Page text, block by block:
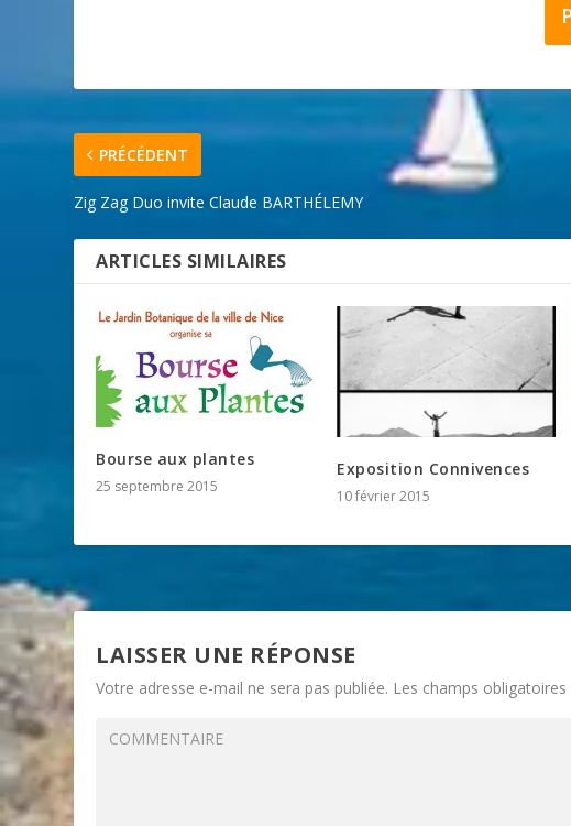
PRÉCÉDENT
Zig Zag Duo invite Claude BARTHÉLEMY
ARTICLES SIMILAIRES
Bourse aux plantes
25 septembre 2015
Exposition Connivences
10 février 2015
LAISSER UNE RÉPONSE
Votre adresse e-mail ne sera pas publiée. Les champs